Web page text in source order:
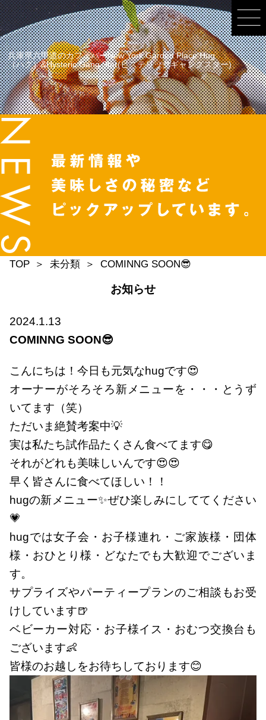
兵庫県六甲道のカフェバーNew York Garden Place Hug
（ハグ）&Hysteric Gang Star(ヒステリックギャングスター)
TOP 未分類 COMINNG SOON😎
お知らせ
2024.1.13
COMINNG SOON😎
こんにちは！今日も元気なhugです😍
オーナーがそろそろ新メニューを・・・とうず
いてます（笑）
ただいま絶賛考案中💡
実は私たち試作品たくさん食べてます😋
それがどれも美味しいんです😍😍
早く皆さんに食べてほしい！！
hugの新メニュー✨ぜひ楽しみにしててください
💗
hugでは女子会・お子様連れ・ご家族様・団体
様・おひとり様・どなたでも大歓迎でございま
す。
サプライズやパーティープランのご相談もお受
けしています🍺
ベビーカー対応・お子様イス・おむつ交換台も
ございます👶
皆様のお越しをお待ちしております😊